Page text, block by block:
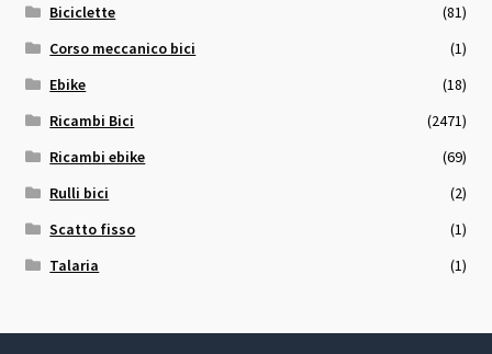
Biciclette
(81)
Corso meccanico bici
(1)
Ebike
(18)
Ricambi Bici
(2471)
Ricambi ebike
(69)
Rulli bici
(2)
Scatto fisso
(1)
Talaria
(1)